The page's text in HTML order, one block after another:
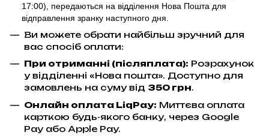
17:00), передаються на відділення Нова Пошта для
відправлення зранку наступного дня.
Ви можете обрати найбільш зручний для
вас спосіб оплати:
При отриманні (післяплата): Розрахунок
у відділенні «Нова пошта». Доступно для
замовлень на суму від 350 грн.
Онлайн оплата LiqPay: Миттєва оплата
карткою будь-якого банку, через Google
Pay або Apple Pay.